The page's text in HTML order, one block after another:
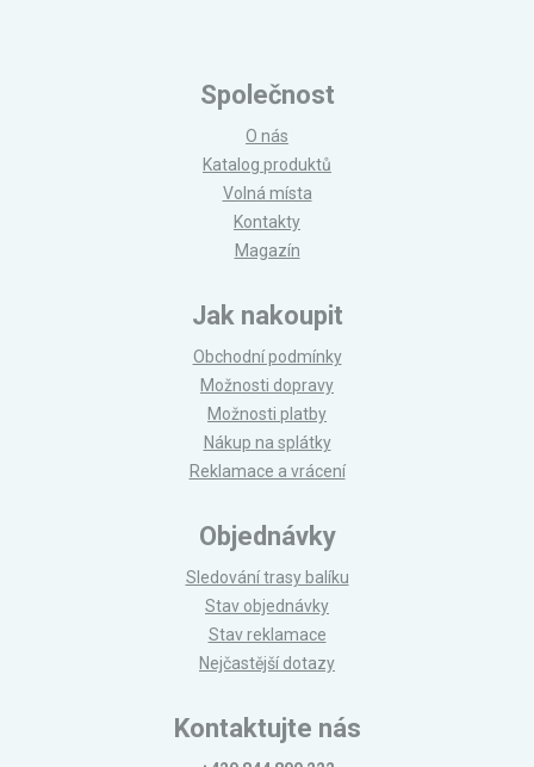
Společnost
O nás
Katalog produktů
Volná místa
Kontakty
Magazín
Jak nakoupit
Obchodní podmínky
Možnosti dopravy
Možnosti platby
Nákup na splátky
Reklamace a vrácení
Objednávky
Sledování trasy balíku
Stav objednávky
Stav reklamace
Nejčastější dotazy
Kontaktujte nás